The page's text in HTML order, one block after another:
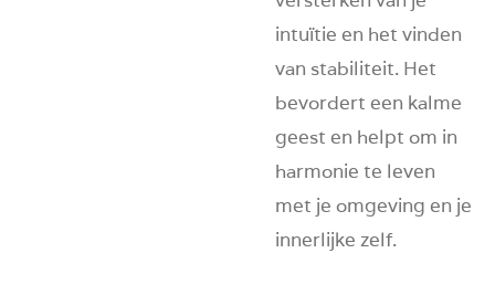
intuïtie en het vinden
van stabiliteit. Het
bevordert een kalme
geest en helpt om in
harmonie te leven
met je omgeving en je
innerlijke zelf.